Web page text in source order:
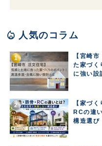
local_fire_department 人気のコラム
【宮崎
た家づく
に強い設
【家づ
RCの違
構造選び